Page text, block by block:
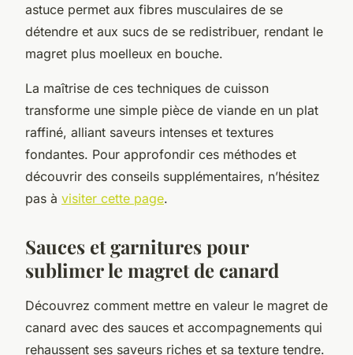
astuce permet aux fibres musculaires de se
détendre et aux sucs de se redistribuer, rendant le
magret plus moelleux en bouche.
La maîtrise de ces techniques de cuisson
transforme une simple pièce de viande en un plat
raffiné, alliant saveurs intenses et textures
fondantes. Pour approfondir ces méthodes et
découvrir des conseils supplémentaires, n’hésitez
pas à visiter cette page.
Sauces et garnitures pour
sublimer le magret de canard
Découvrez comment mettre en valeur le magret de
canard avec des sauces et accompagnements qui
rehaussent ses saveurs riches et sa texture tendre.